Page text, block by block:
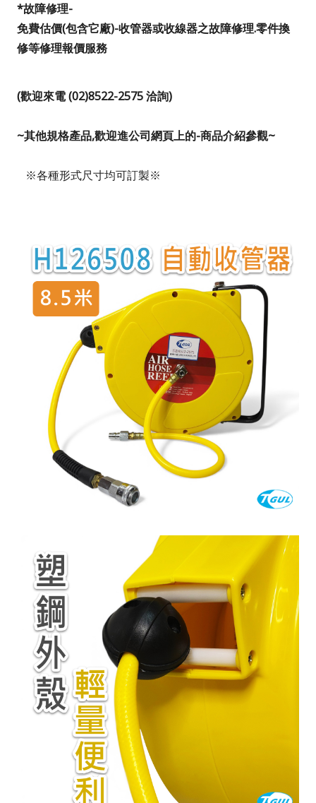
*故障修理-
免費估價(包含它廠)-收管器或收線器之故障修理.零件換
修等修理報價服務
(歡迎來電 (02)8522-2575 洽詢)
~其他規格產品,歡迎進公司網頁上的-商品介紹參觀~
※各種形式尺寸均可訂製※